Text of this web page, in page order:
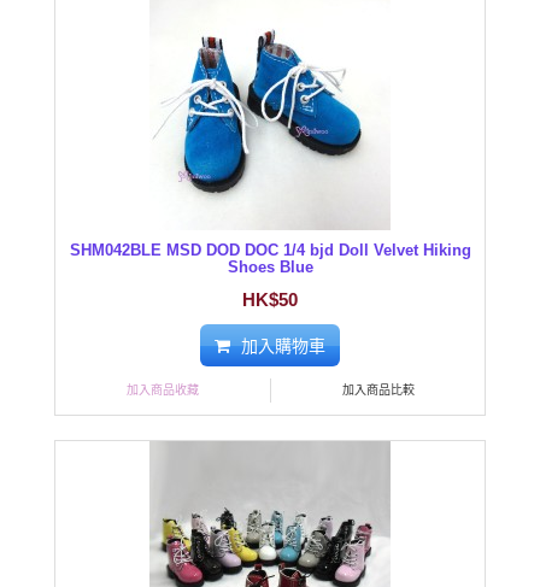
SHM042BLE MSD DOD DOC 1/4 bjd Doll Velvet Hiking
Shoes Blue
HK$50
加入購物車
加入商品收藏 加入商品比較